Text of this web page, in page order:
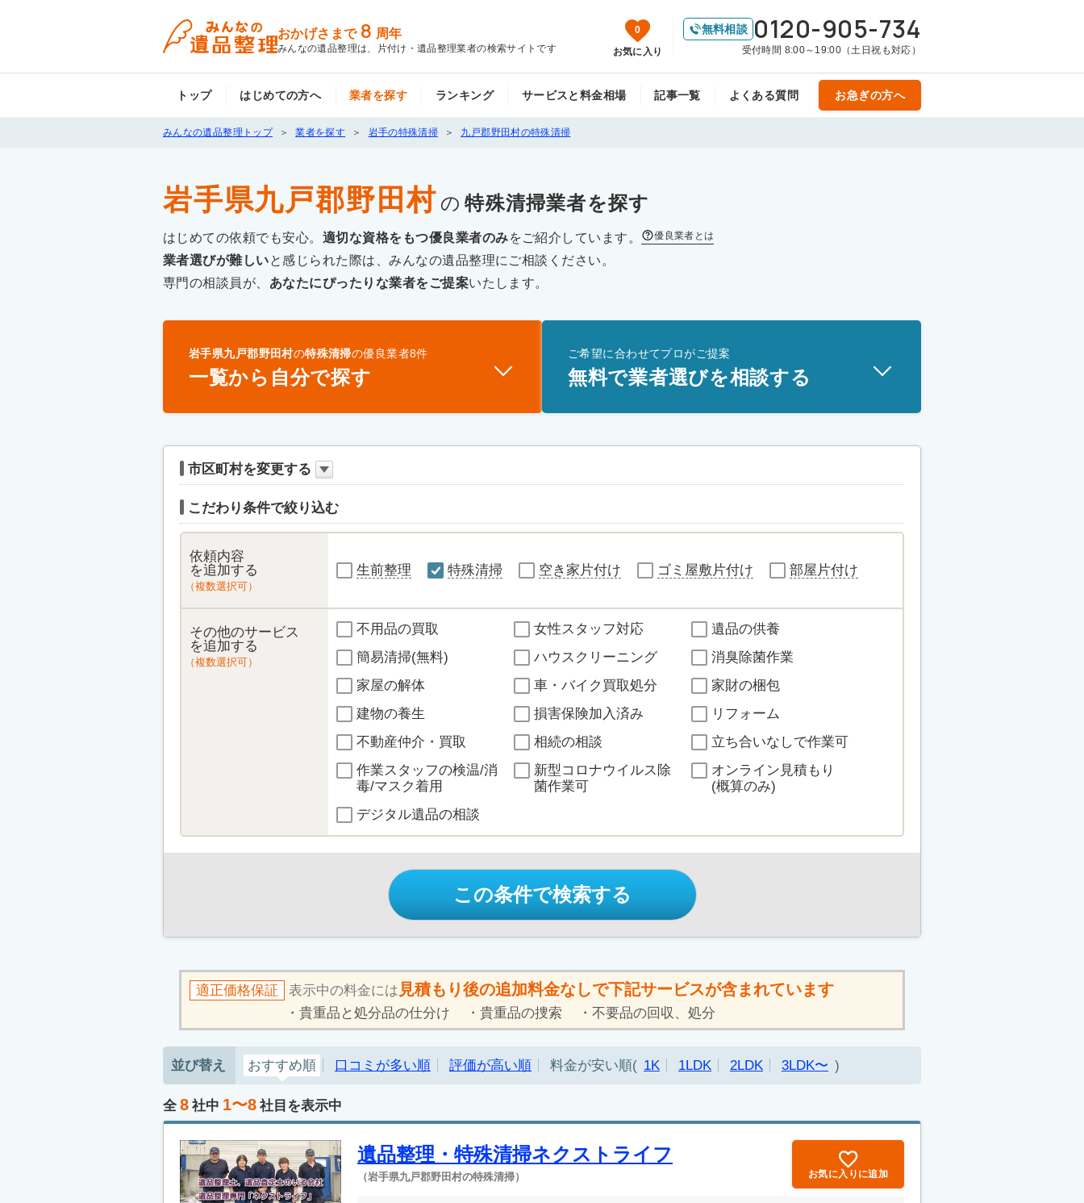
おかげさまで 8 周年
みんなの遺品整理は、片付け・遺品整理業者の検索サイトです
0
お気に入り
無料相談 0120-905-734
受付時間 8:00～19:00（土日祝も対応）
トップ はじめての方へ 業者を探す ランキング サービスと料金相場 記事一覧 よくある質問 お急ぎの方へ
みんなの遺品整理トップ 業者を探す 岩手の特殊清掃 九戸郡野田村の特殊清掃
岩手県九戸郡野田村 の 特殊清掃業者を探す
はじめての依頼でも安心。 適切な資格をもつ優良業者のみをご紹介しています。 優良業者とは
業者選びが難しいと感じられた際は、みんなの遺品整理にご相談ください。
専門の相談員が、 あなたにぴったりな業者をご提案いたします。
岩手県九戸郡野田村の特殊清掃の優良業者8件
一覧から自分で探す
ご希望に合わせてプロがご提案
無料で業者選びを相談する
市区町村を変更する
こだわり条件で絞り込む
依頼内容
を追加する
（複数選択可）
生前整理 特殊清掃 空き家片付け ゴミ屋敷片付け 部屋片付け
その他のサービス
を追加する
（複数選択可）
不用品の買取 女性スタッフ対応
遺品の供養
簡易清掃(無料)
ハウスクリーニング
消臭除菌作業
家屋の解体
車・バイク買取処分
家財の梱包
建物の養生
損害保険加入済み
リフォーム
不動産仲介・買取
相続の相談
立ち合いなしで作業可
作業スタッフの検温/消
毒/マスク着用
新型コロナウイルス除
菌作業可
オンライン見積もり
(概算のみ)
デジタル遺品の相談
この条件で検索する
適正価格保証 表示中の料金には 見積もり後の追加料金なしで下記サービスが含まれています
貴重品と処分品の仕分け 貴重品の捜索 不要品の回収、処分
並び替え おすすめ順 口コミが多い順 評価が高い順 料金が安い順 1K 1LDK 2LDK 3LDK〜
全 8 社中 1〜8 社目を表示中
遺品整理・特殊清掃ネクストライフ
（岩手県九戸郡野田村の特殊清掃） お気に入りに追加